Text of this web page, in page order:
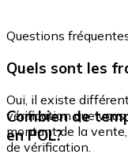
Questions
Quels sont les
Oui, il existe
vérification que
montant de la
de vérification.
Combien de
en POL?